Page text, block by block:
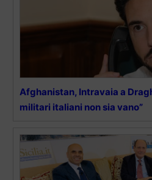
Afghanistan, Intravaia a
militari italiani non sia vano”